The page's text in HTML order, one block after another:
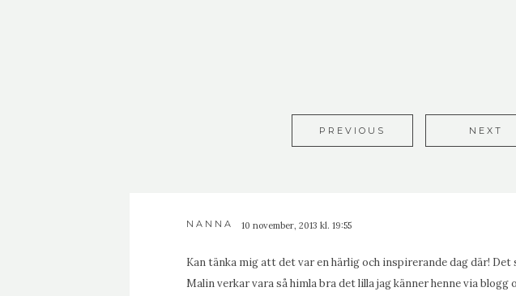
PREVIOUS NEXT
NANNA 10 november, 2013 kl. 19:55
Kan tänka mig att det var en härlig och inspirerande dag där! Det
Malin verkar vara så himla bra det lilla jag känner henne via blogg